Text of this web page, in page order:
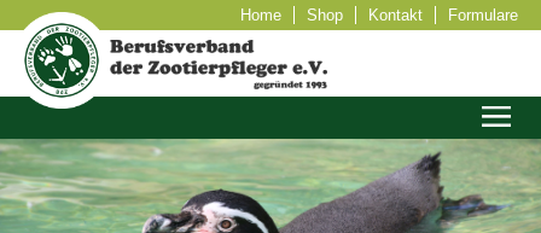
Home Shop Kontakt Formulare